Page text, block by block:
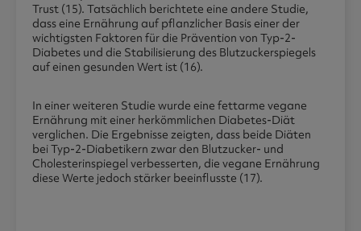
Trust (15). Tatsächlich berichtete eine andere Studie,
dass eine Ernährung auf pflanzlicher Basis einer der
wichtigsten Faktoren für die Prävention von Typ-2-
Diabetes und die Stabilisierung des Blutzuckerspiegels
auf einen gesunden Wert ist (16).
In einer weiteren Studie wurde eine fettarme vegane
Ernährung mit einer herkömmlichen Diabetes-Diät
verglichen. Die Ergebnisse zeigten, dass beide Diäten
bei Typ-2-Diabetikern zwar den Blutzucker- und
Cholesterinspiegel verbesserten, die vegane Ernährung
diese Werte jedoch stärker beeinflusste (17).